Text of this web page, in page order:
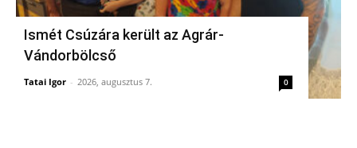
Ismét Csúzára került az Agrár-
Vándorbölcső
Tatai Igor - 2026, augusztus 7. 0